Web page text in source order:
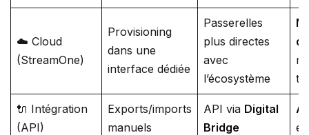
☁️ Cloud
(StreamOne)
Provisioning
dans une
interface dédiée
Passerelles
plus directes
avec
l’écosystème
🔌 Intégration
(API)
Exports/imports
manuels
API via Digital
Bridge
et